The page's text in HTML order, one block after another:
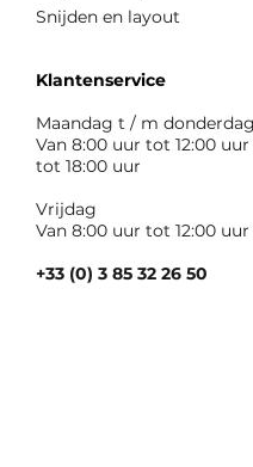
Snijden en layout
Klantenservice
Maandag t / m
Van 8:00 uur tot 12:00
tot 18:00 uur
Vrijdag
Van 8:00 uur tot 12:00 uur
+33 (0) 3 85 32 26 50